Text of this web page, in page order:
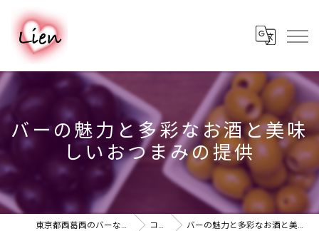
バーの魅力と多彩なお酒と美味
しいおつまみの提供
東京都西葛西のバーならPUB & BAR Lien コラム バーの魅力と多彩なお酒と美味しいおつまみの提供